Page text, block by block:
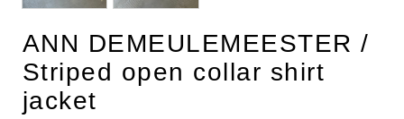
ANN DEMEULEMEESTER /
Striped open collar shirt
jacket